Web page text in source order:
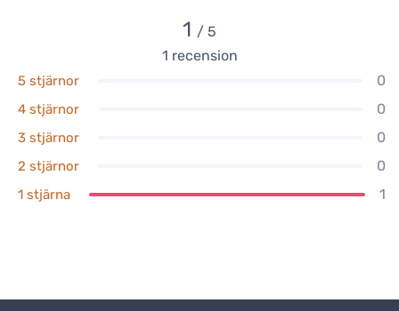
1 / 5
1 recension
5 stjärnor 0
4 stjärnor 0
3 stjärnor 0
2 stjärnor 0
1 stjärna 1